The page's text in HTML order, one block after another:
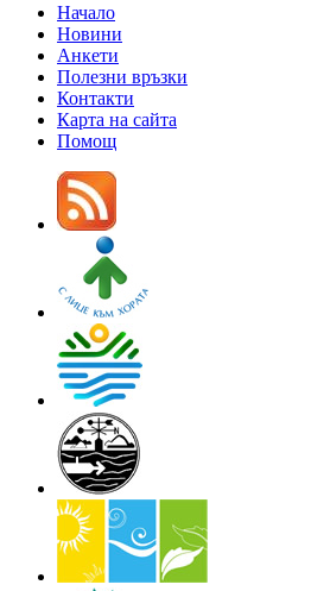
Начало
Новини
Анкети
Полезни връзки
Контакти
Карта на сайта
Помощ